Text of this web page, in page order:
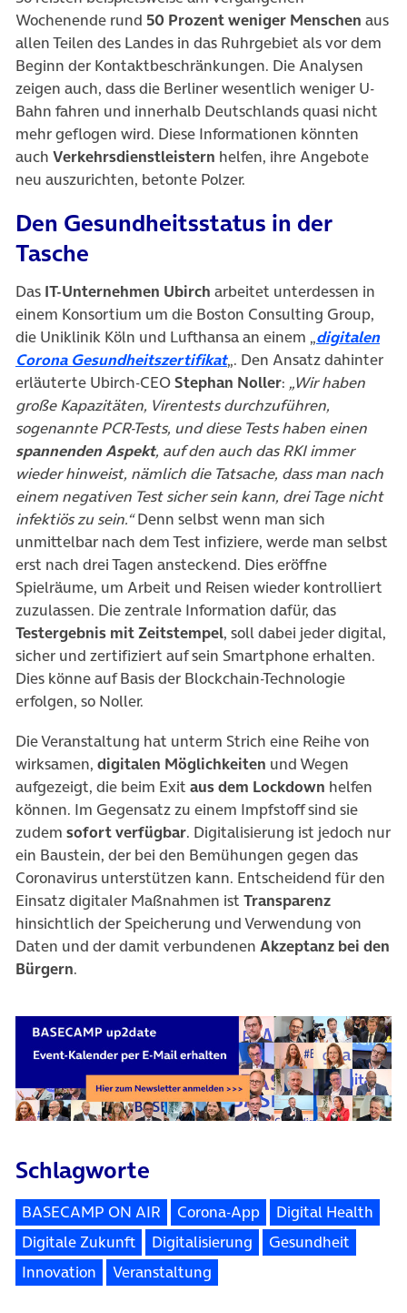
Wochenende rund 50 Prozent weniger Menschen aus
allen Teilen des Landes in das Ruhrgebiet als vor dem
Beginn der Kontaktbeschränkungen. Die Analysen
zeigen auch, dass die Berliner wesentlich weniger U-
Bahn fahren und innerhalb Deutschlands quasi nicht
mehr geflogen wird. Diese Informationen könnten
auch Verkehrsdienstleistern helfen, ihre Angebote
neu auszurichten, betonte Polzer.
Den Gesundheitsstatus in der
Tasche
Das IT-Unternehmen Ubirch arbeitet unterdessen in
einem Konsortium um die Boston Consulting Group,
die Uniklinik Köln und Lufthansa an einem „digitalen
Corona Gesundheitszertifikat(öffnet in neuem Tab)
„. Den Ansatz dahinter
erläuterte Ubirch-CEOStephan Noller: „Wir haben
große Kapazitäten, Virentests durchzuführen,
sogenannte PCR-Tests, und diese Tests haben einen
spannenden Aspekt, auf den auch das RKI immer
wieder hinweist, nämlich die Tatsache, dass man nach
einem negativen Test sicher sein kann, drei Tage nicht
infektiös zu sein.“Denn selbst wenn man sich
unmittelbar nach dem Test infiziere, werde man selbst
erst nach drei Tagen ansteckend. Dies eröffne
Spielräume, um Arbeit und Reisen wieder kontrolliert
zuzulassen. Die zentrale Information dafür, das
Testergebnis mit Zeitstempel, soll dabei jeder digital,
sicher und zertifiziert auf sein Smartphone erhalten.
Dies könne auf Basis der Blockchain-Technologie
erfolgen, so Noller.
Die Veranstaltung hat unterm Strich eine Reihe von
wirksamen, digitalen Möglichkeiten und Wegen
aufgezeigt, die beim Exit aus dem Lockdown helfen
können. Im Gegensatz zu einem Impfstoff sind sie
zudem sofort verfügbar. Digitalisierung ist jedoch nur
ein Baustein, der bei den Bemühungen gegen das
Coronavirus unterstützen kann. Entscheidend für den
Einsatz digitaler Maßnahmen ist Transparenz
hinsichtlich der Speicherung und Verwendung von
Daten und der damit verbundenen Akzeptanz bei den
Bürgern.
Schlagworte
BASECAMP ON AIR Corona-App
Digital Health
Digitale Zukunft
Digitalisierung
Gesundheit
Innovation
Veranstaltung